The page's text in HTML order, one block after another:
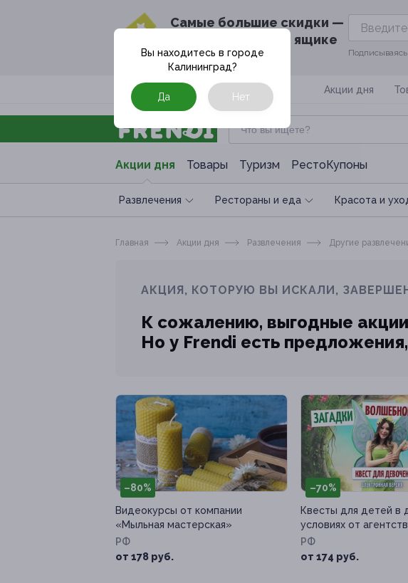
Cамые большие скидки —
в твоём почтовом ящике
Москва Акции дня
Акции дня Товары Туризм РестоКупоны
Развлечения Рестораны и еда Красота и
Вы находитесь в городе
Калининград?
Да Нет
Главная Акции дня Развлечения Другие
АКЦИЯ, КОТОРУЮ ВЫ ИСКАЛИ,
К сожалению, выгодные
Но у Frendi есть
–80%
Видеокурсы от компании
«Мыльная мастерская»
РФ
от 178 руб.
–70%
Квесты для детей в
условиях от
РФ
от 174 руб.